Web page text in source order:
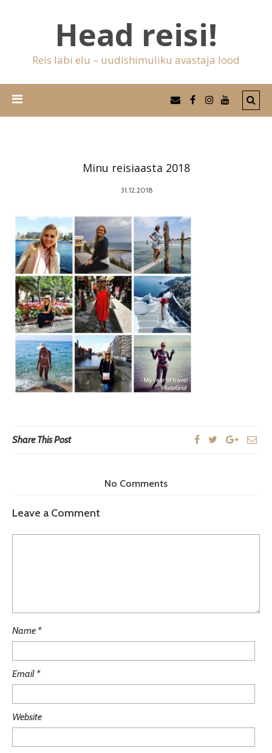
Head reisi!
Reis läbi elu – uudishimuliku avastaja lood
Minu reisiaasta 2018
31.12.2018
Share This Post
No Comments
Leave a Comment
Name*
Email*
Website